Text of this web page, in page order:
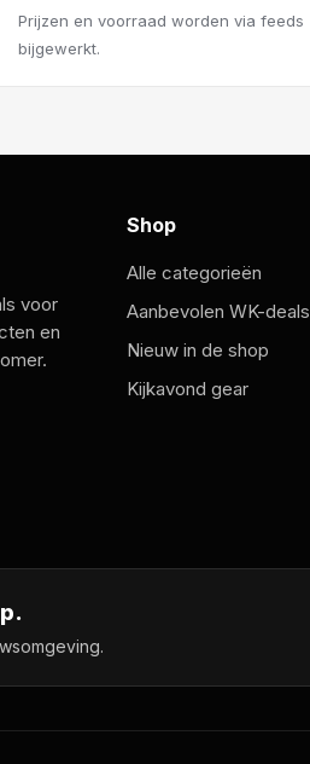
Prijzen en voorraad worden via feeds
bijgewerkt.
voor
en
Shop
Alle categorieën
Aanbevolen WK-deals
Nieuw in de shop
Kijkavond gear